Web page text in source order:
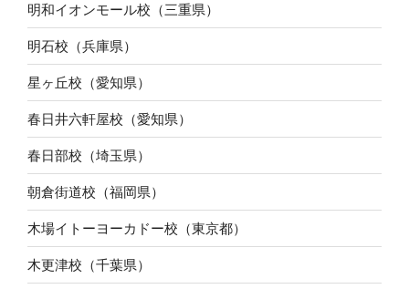
明和イオンモール校（三重県）
明石校（兵庫県）
星ヶ丘校（愛知県）
春日井六軒屋校（愛知県）
春日部校（埼玉県）
朝倉街道校（福岡県）
木場イトーヨーカドー校（東京都）
木更津校（千葉県）